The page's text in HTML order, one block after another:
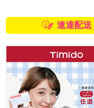
速達配送